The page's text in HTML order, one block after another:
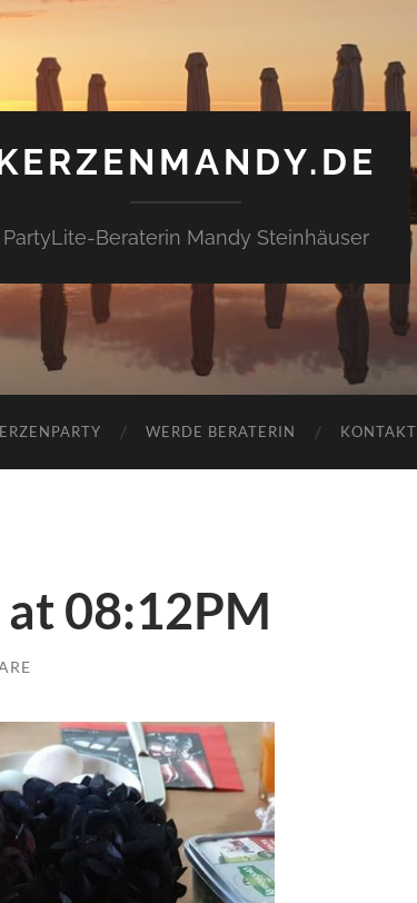
PartyLite-Beraterin Mandy Steinhäuser
WERDE BERATERIN KONTAKT
08:12PM